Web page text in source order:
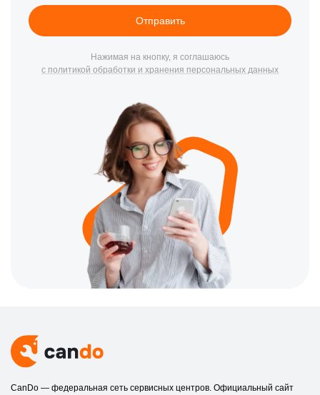
Отправить
Нажимая на кнопку, я соглашаюсь
с политикой обработки и хранения персональных данных
CanDo — федеральная сеть сервисных центров. Официальный сайт